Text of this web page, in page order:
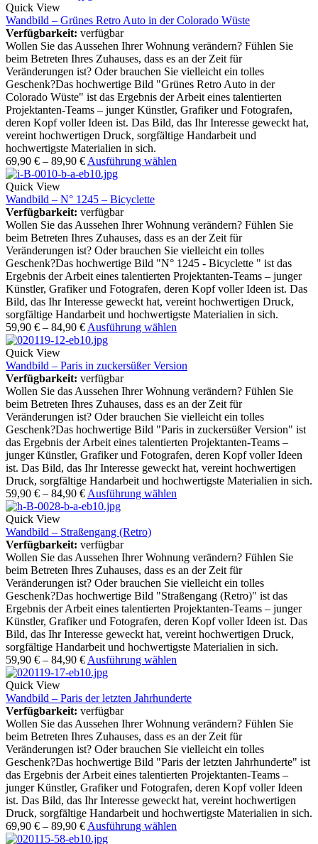
Quick View
Wandbild – Grünes Retro Auto in der Colorado Wüste
Verfügbarkeit: verfügbar
Wollen Sie das Aussehen Ihrer Wohnung verändern? Fühlen Sie
beim Betreten Ihres Zuhauses, dass es an der Zeit für
Veränderungen ist? Oder brauchen Sie vielleicht ein tolles
Geschenk?Das hochwertige Bild "Grünes Retro Auto in der
Colorado Wüste" ist das Ergebnis der Arbeit eines talentierten
Projektanten-Teams – junger Künstler, Grafiker und Fotografen,
deren Kopf voller Ideen ist. Das Bild, das Ihr Interesse geweckt hat,
vereint hochwertigen Druck, sorgfältige Handarbeit und
hochwertigste Materialien in sich.
69,90 € – 89,90 € Ausführung wählen
Quick View
Wandbild – N° 1245 – Bicyclette
Verfügbarkeit: verfügbar
Wollen Sie das Aussehen Ihrer Wohnung verändern? Fühlen Sie
beim Betreten Ihres Zuhauses, dass es an der Zeit für
Veränderungen ist? Oder brauchen Sie vielleicht ein tolles
Geschenk?Das hochwertige Bild "N° 1245 - Bicyclette " ist das
Ergebnis der Arbeit eines talentierten Projektanten-Teams – junger
Künstler, Grafiker und Fotografen, deren Kopf voller Ideen ist. Das
Bild, das Ihr Interesse geweckt hat, vereint hochwertigen Druck,
sorgfältige Handarbeit und hochwertigste Materialien in sich.
59,90 € – 84,90 € Ausführung wählen
Quick View
Wandbild – Paris in zuckersüßer Version
Verfügbarkeit: verfügbar
Wollen Sie das Aussehen Ihrer Wohnung verändern? Fühlen Sie
beim Betreten Ihres Zuhauses, dass es an der Zeit für
Veränderungen ist? Oder brauchen Sie vielleicht ein tolles
Geschenk?Das hochwertige Bild "Paris in zuckersüßer Version" ist
das Ergebnis der Arbeit eines talentierten Projektanten-Teams –
junger Künstler, Grafiker und Fotografen, deren Kopf voller Ideen
ist. Das Bild, das Ihr Interesse geweckt hat, vereint hochwertigen
Druck, sorgfältige Handarbeit und hochwertigste Materialien in sich.
59,90 € – 84,90 € Ausführung wählen
Quick View
Wandbild – Straßengang (Retro)
Verfügbarkeit: verfügbar
Wollen Sie das Aussehen Ihrer Wohnung verändern? Fühlen Sie
beim Betreten Ihres Zuhauses, dass es an der Zeit für
Veränderungen ist? Oder brauchen Sie vielleicht ein tolles
Geschenk?Das hochwertige Bild "Straßengang (Retro)" ist das
Ergebnis der Arbeit eines talentierten Projektanten-Teams – junger
Künstler, Grafiker und Fotografen, deren Kopf voller Ideen ist. Das
Bild, das Ihr Interesse geweckt hat, vereint hochwertigen Druck,
sorgfältige Handarbeit und hochwertigste Materialien in sich.
59,90 € – 84,90 € Ausführung wählen
Quick View
Wandbild – Paris der letzten Jahrhunderte
Verfügbarkeit: verfügbar
Wollen Sie das Aussehen Ihrer Wohnung verändern? Fühlen Sie
beim Betreten Ihres Zuhauses, dass es an der Zeit für
Veränderungen ist? Oder brauchen Sie vielleicht ein tolles
Geschenk?Das hochwertige Bild "Paris der letzten Jahrhunderte" ist
das Ergebnis der Arbeit eines talentierten Projektanten-Teams –
junger Künstler, Grafiker und Fotografen, deren Kopf voller Ideen
ist. Das Bild, das Ihr Interesse geweckt hat, vereint hochwertigen
Druck, sorgfältige Handarbeit und hochwertigste Materialien in sich.
69,90 € – 89,90 € Ausführung wählen